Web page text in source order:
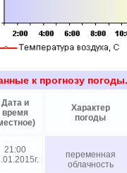
к прогнозу
Дата и
время
Характер
погоды
21:00
переменная
облачность